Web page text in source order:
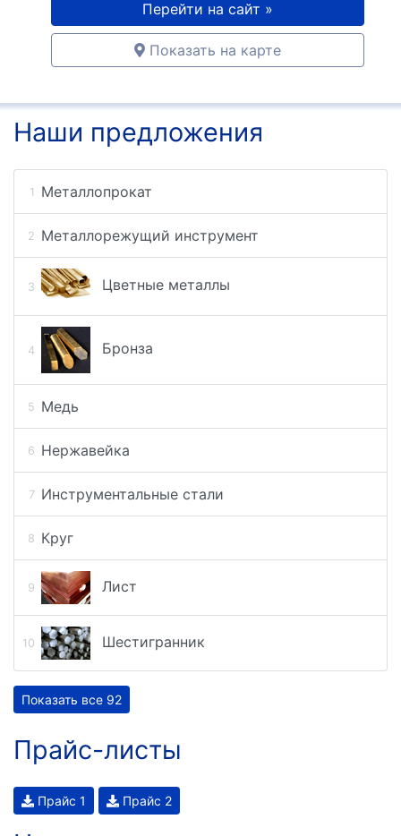
Перейти на сайт »
Показать на карте
Наши предложения
Металлопрокат
Металлорежущий инструмент
Цветные металлы
Бронза
Медь
Нержавейка
Инструментальные стали
Круг
Лист
Шестигранник
Показать все 92
Прайс-листы
Прайс 1 Прайс 2